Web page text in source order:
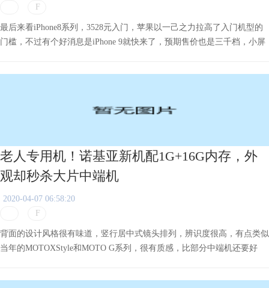
最后来看iPhone8系列，3528元入门，苹果以一己之力拉高了入门机型的
门槛，不过有个好消息是iPhone 9就快来了，预期售价也是三千档，小屏
老人专用机！诺基亚新机配1G+16G内存，外
观却秒杀大片中端机
2020-04-07 06:58:20
背面的设计风格很有味道，竖行居中式镜头排列，辨识度很高，有点类似
当年的MOTOXStyle和MOTO G系列，很有质感，比部分中端机还要好